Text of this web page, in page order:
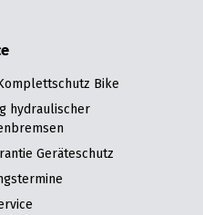
Bike
hydraulischer
Geräteschutz